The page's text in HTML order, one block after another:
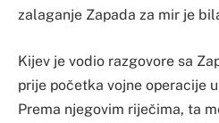
zalaganje Zapada za mir je
Kijev je vodio razgovore sa
prije početka vojne operacije
Prema njegovim riječima, ta